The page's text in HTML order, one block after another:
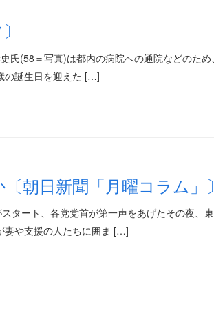
(58＝写真)は都内の病院への通院などのため
の誕生日を迎えた […]
朝日新聞「月曜コラム」〕
ート、各党党首が第一声をあげたその夜、東
妻や支援の人たちに囲ま […]